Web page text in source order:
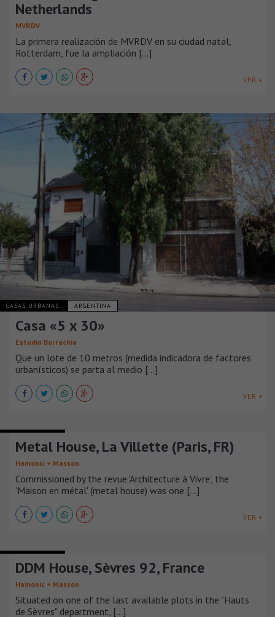
Netherlands
MVRDV
La primera realización de MVRDV en su ciudad natal,
Rotterdam, fue la ampliación [...]
VER +
CASAS URBANAS ARGENTINA
Casa «5 x 30»
Estudio Borrachia
Que un lote de 10 metros (medida indicadora de factores
urbanísticos) se parta al medio [...]
VER +
Metal House, La Villette (Paris, FR)
Hamonic + Masson
Commissioned by the revue 'Architecture à Vivre', the
'Maison en métal' (metal house) was one [...]
VER +
DDM House, Sèvres 92, France
Hamonic + Masson
Situated on one of the last available plots in the "Hauts
de Sèvres" department, [...]